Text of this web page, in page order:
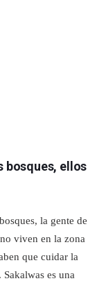
bosques, ellos
la gente de
viven en la zona
que cuidar la
es una